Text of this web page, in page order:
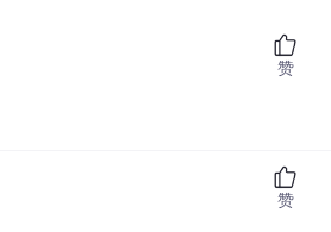
赞
赞